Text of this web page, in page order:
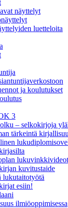
näyttelyt
luetteloita
ja koulutukset
3
– selkokirjoja
tärkeintä
kuvitustaide
lukutaitotyötä
esiin!
ilmiöoppimisessa